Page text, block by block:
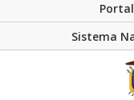
Sistema